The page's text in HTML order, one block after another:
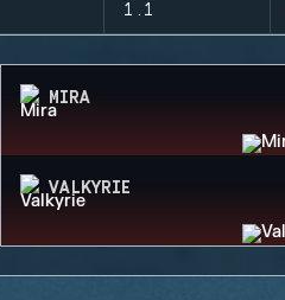
1.1
MIRA
VALKYRIE